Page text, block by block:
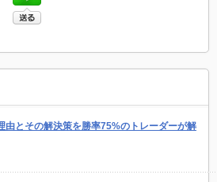
由とその解決策を勝率75%のトレーダーが解